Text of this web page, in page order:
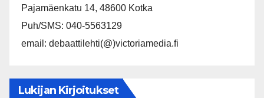
Pajamäenkatu 14, 48600 Kotka
Puh/SMS: 040-5563129
email: debaattilehti(@)victoriamedia.fi
Lukijan Kirjoitukset